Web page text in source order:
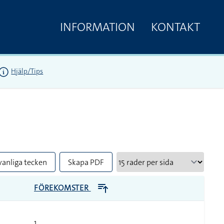
INFORMATION KONTAKT
Hjälp/Tips
tecken Skapa PDF
FÖREKOMSTER